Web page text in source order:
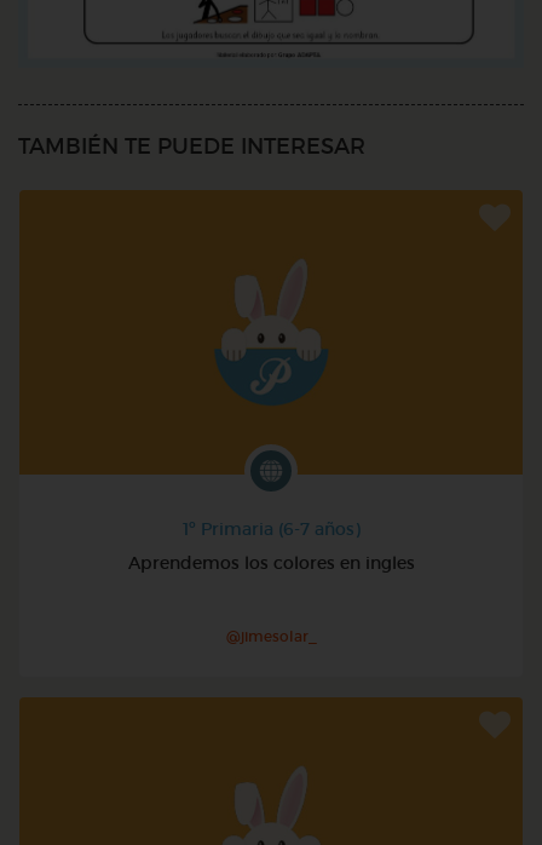
TAMBIÉN TE PUEDE INTERESAR
1º Primaria (6-7 años)
Aprendemos los colores en ingles
@jimesolar_